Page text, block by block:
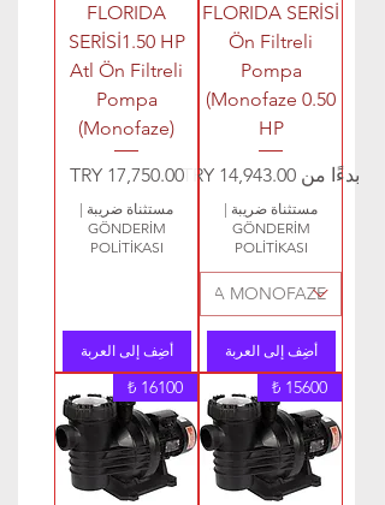
FLORIDA SERİSİ
Ön Filtreli
Pompa
(Monofaze 0.50
HP
بدءًا من
سعر البيع
مستثناة ضريبة |
GÖNDERİM
POLİTİKASI
أضِف إلى العربة
FLORIDA
SERİSİ1.50 HP
Atl Ön Filtreli
Pompa
(Monofaze)
السعر‏17,750.00 TRY
مستثناة ضريبة |
GÖNDERİM
POLİTİKASI
أضِف إلى العربة
15600 ₺
16100 ₺